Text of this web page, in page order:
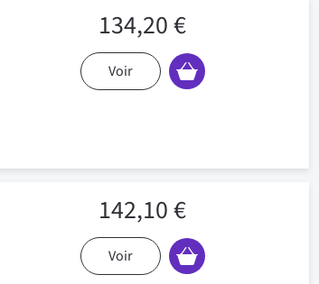
134,20 €
Voir
142,10 €
Voir